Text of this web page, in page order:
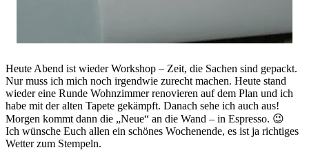
Heute Abend ist wieder Workshop – Zeit, die Sachen sind gepackt.
Nur muss ich mich noch irgendwie zurecht machen. Heute stand
wieder eine Runde Wohnzimmer renovieren auf dem Plan und ich
habe mit der alten Tapete gekämpft. Danach sehe ich auch aus!
Morgen kommt dann die „Neue“ an die Wand – in Espresso. 😉
Ich wünsche Euch allen ein schönes Wochenende, es ist ja richtiges
Wetter zum Stempeln.